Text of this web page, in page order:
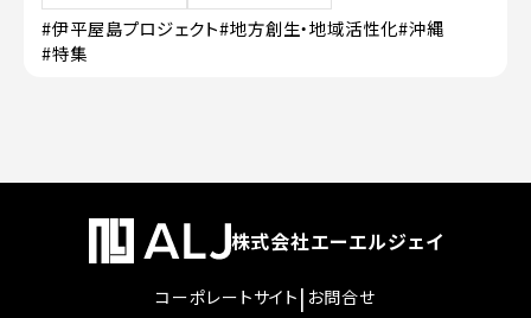
#伊平屋島プロジェクト#地方創生・地域活性化#沖縄
#特集
株式会社エーエルジェイ
コーポレートサイト | お問合せ